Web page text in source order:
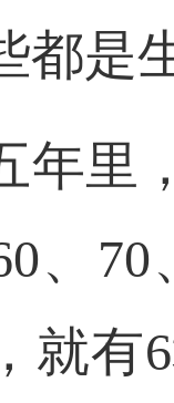
都是
年里
、
就有